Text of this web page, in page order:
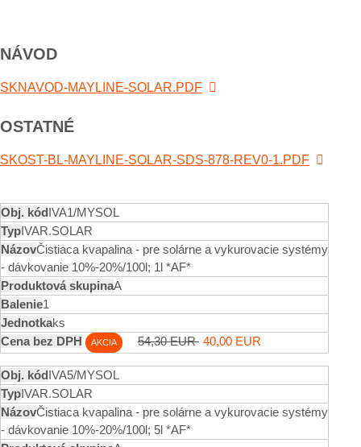
NÁVOD
SKNAVOD-MAYLINE-SOLAR.PDF
OSTATNÉ
SKOST-BL-MAYLINE-SOLAR-SDS-878-REV0-1.PDF
IVA1/MYSOL
IVAR.SOLAR
Čistiaca kvapalina - pre solárne a vykurovacie systémy
- dávkovanie 10%-20%/100l; 1l *AF*
A
1
ks
AKCIA 54,30 EUR 40,00 EUR
IVA5/MYSOL
IVAR.SOLAR
Čistiaca kvapalina - pre solárne a vykurovacie systémy
- dávkovanie 10%-20%/100l; 5l *AF*